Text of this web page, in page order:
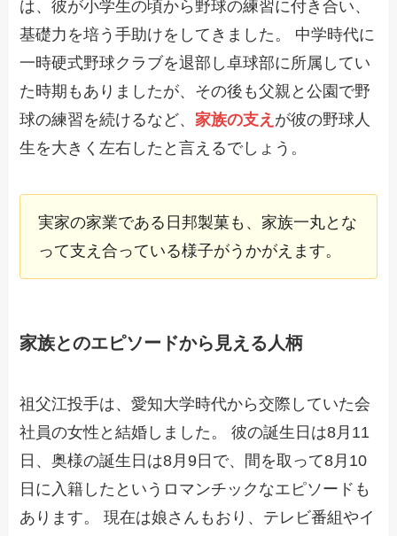
は、彼が小学生の頃から野球の練習に付き合い、
基礎力を培う手助けをしてきました。 中学時代に
一時硬式野球クラブを退部し卓球部に所属してい
た時期もありましたが、その後も父親と公園で野
球の練習を続けるなど、家族の支え が彼の野球人
生を大きく左右したと言えるでしょう。
実家の家業である日邦製菓も、家族一丸とな
って支え合っている様子がうかがえます。
家族とのエピソードから見える人柄
祖父江投手は、愛知大学時代から交際していた会
社員の女性と結婚しました。 彼の誕生日は8月11
日、奥様の誕生日は8月9日で、間を取って8月10
日に入籍したというロマンチックなエピソードも
あります。 現在は娘さんもおり、テレビ番組やイ